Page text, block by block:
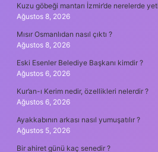
Kuzu göbeği mantarı İzmir’de nerelerde
Ağustos 8, 2026
Mısır Osmanlıdan nasıl çıktı ?
Ağustos 8, 2026
Eski Esenler Belediye Başkanı kimdir ?
Ağustos 6, 2026
Kur’an-ı Kerim nedir, özellikleri nelerdir ?
Ağustos 6, 2026
Ayakkabının arkası nasıl yumuşatılır ?
Ağustos 5, 2026
Bir ahiret günü kaç senedir ?